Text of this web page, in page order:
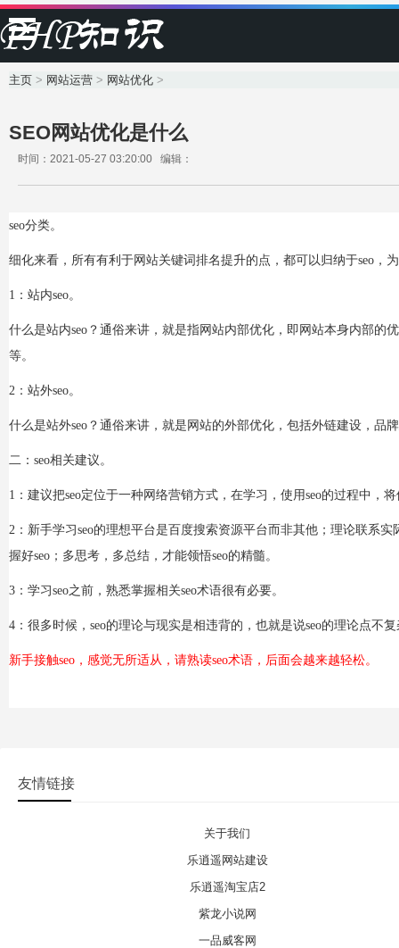
主页 > 网站运营 > 网站优化 >
SEO网站优化是什么
时间：2021-05-27 03:20:00 编辑：
seo分类。
细化来看，所有有利于网站关键词排名提升的点，都可以归纳于seo，
1：站内seo。
什么是站内seo？通俗来讲，就是指网站内部优化，即网站本身内部的
等。
2：站外seo。
什么是站外seo？通俗来讲，就是网站的外部优化，包括外链建设，品
二：seo相关建议。
1：建议把seo定位于一种网络营销方式，在学习，使用seo的过程中，
2：新手学习seo的理想平台是百度搜索资源平台而非其他；理论联系
握好seo；多思考，多总结，才能领悟seo的精髓。
3：学习seo之前，熟悉掌握相关seo术语很有必要。
4：很多时候，seo的理论与现实是相违背的，也就是说seo的理论点不
新手接触seo，感觉无所适从，请熟读seo术语，后面会越来越轻松。
友情链接
关于我们
乐逍遥网站建设
乐逍遥淘宝店2
紫龙小说网
一品威客网